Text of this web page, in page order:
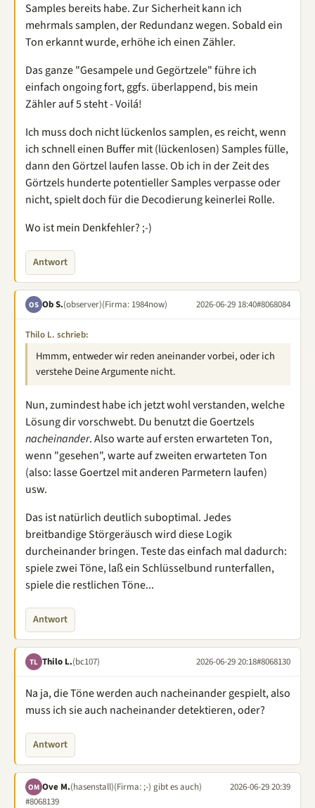
Samples bereits habe. Zur Sicherheit kann ich
mehrmals samplen, der Redundanz wegen. Sobald ein
Ton erkannt wurde, erhöhe ich einen Zähler.
Das ganze "Gesampele und Gegörtzele" führe ich
einfach ongoing fort, ggfs. überlappend, bis mein
Zähler auf 5 steht - Voilá!
Ich muss doch nicht lückenlos samplen, es reicht, wenn
ich schnell einen Buffer mit (lückenlosen) Samples fülle,
dann den Görtzel laufen lasse. Ob ich in der Zeit des
Görtzels hunderte potentieller Samples verpasse oder
nicht, spielt doch für die Decodierung keinerlei Rolle.
Wo ist mein Denkfehler? ;-)
Antwort
OS Ob S.(observer)(Firma: 1984now) 2026-06-29 18:40#8068084
Thilo L. schrieb:
Hmmm, entweder wir reden aneinander vorbei, oder ich
verstehe Deine Argumente nicht.
Nun, zumindest habe ich jetzt wohl verstanden, welche
Lösung dir vorschwebt. Du benutzt die Goertzels
nacheinander. Also warte auf ersten erwarteten Ton,
wenn "gesehen", warte auf zweiten erwarteten Ton
(also: lasse Goertzel mit anderen Parmetern laufen)
usw.
Das ist natürlich deutlich suboptimal. Jedes
breitbandige Störgeräusch wird diese Logik
durcheinander bringen. Teste das einfach mal dadurch:
spiele zwei Töne, laß ein Schlüsselbund runterfallen,
spiele die restlichen Töne...
Antwort
TL Thilo L.(bc107) 2026-06-29 20:18#8068130
Na ja, die Töne werden auch nacheinander gespielt, also
muss ich sie auch nacheinander detektieren, oder?
Antwort
OM Ove M.(hasenstall)(Firma: ;-) gibt es auch)
2026-06-29 20:39
#8068139